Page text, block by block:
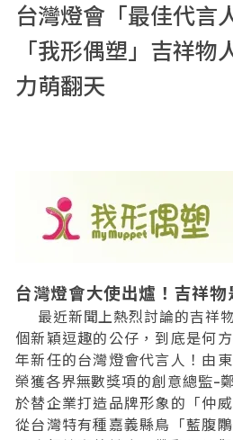
台灣燈會「最佳代言
「我形偶塑」吉祥
力萌翻天
台灣燈會大使出爐！吉祥
最近新聞上熱烈討論的吉祥
個新穎逗趣的公仔，到底是何
年新任的台灣燈會代言人！由
榮獲各界無數獎項的創意總監-
於替企業打造品牌形象的「仲
從台灣特有種嘉義縣鳥「藍腹